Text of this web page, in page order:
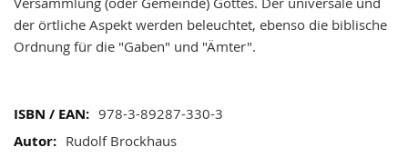
der örtliche Aspekt werden beleuchtet, ebenso die biblische
Ordnung für die "Gaben" und "Ämter".
Mehr
Informationen
978-3-89287-330-3
Rudolf Brockhaus